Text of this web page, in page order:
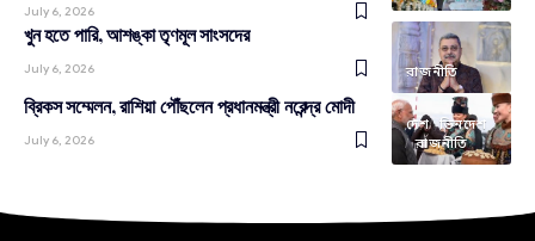
July 6, 2026
রাজনীতি
খুন হতে পারি, আশঙ্কা তৃণমূল সাংসদের
July 6, 2026
দেশ ভিনদেশ
রাজনীতি
ব্রিকস সম্মেলন, রাশিয়া পৌঁছলেন প্রধানমন্ত্রী নরেন্দ্র মোদী
July 6, 2026